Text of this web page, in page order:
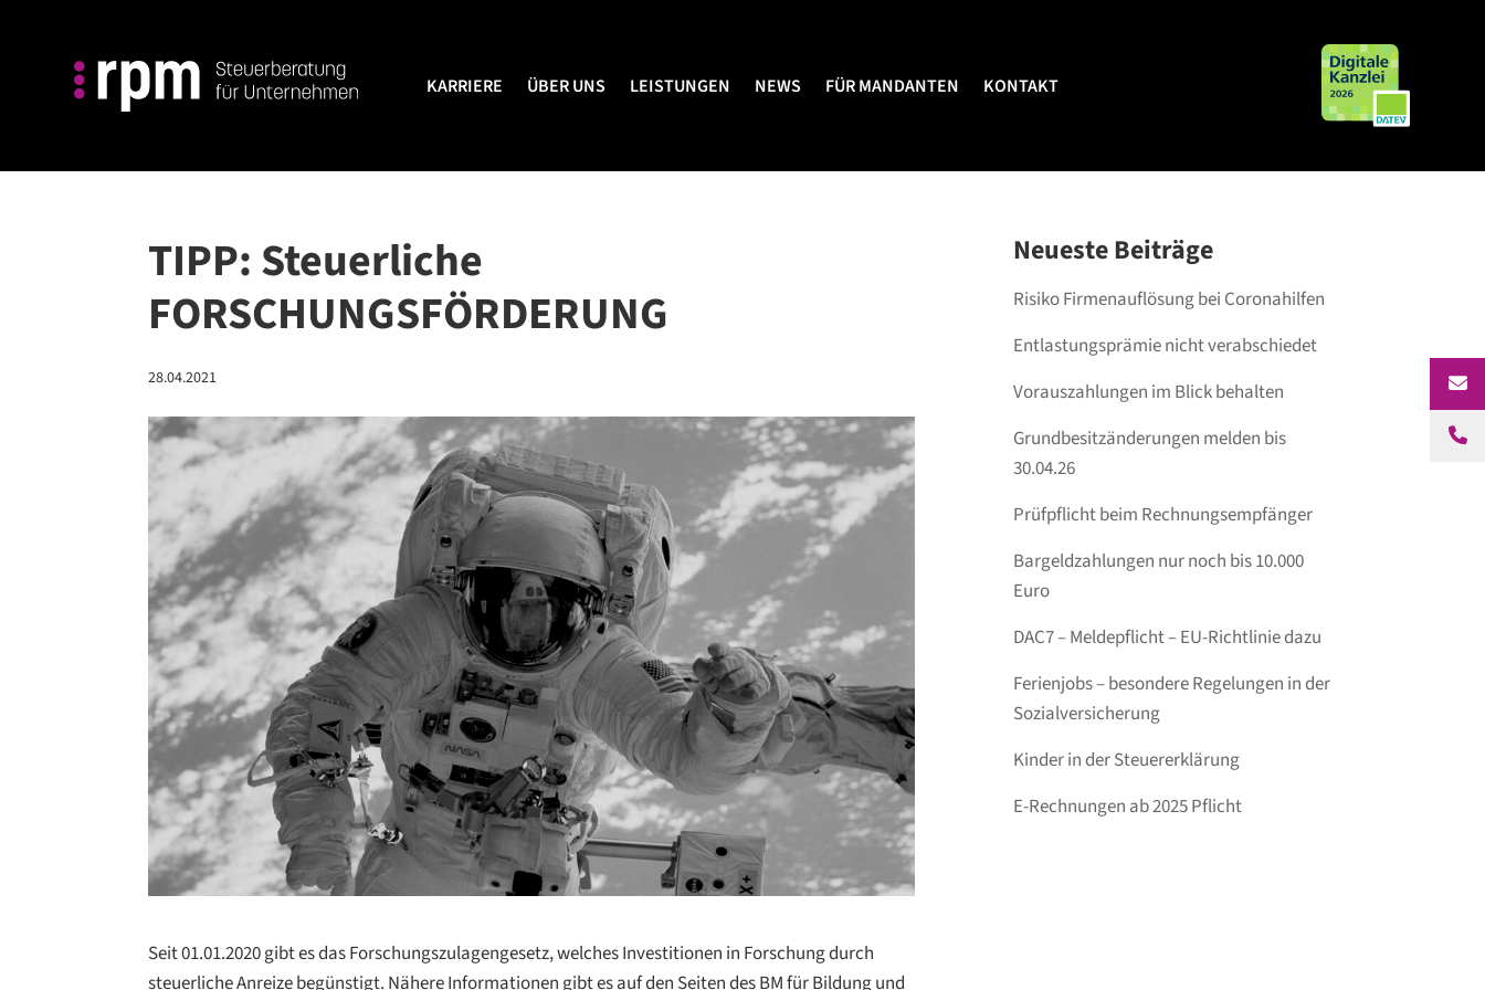
KARRIERE ÜBER UNS LEISTUNGEN NEWS FÜR MANDANTEN KONTAKT
ÜBER UNS FÜR MANDANTEN
TIPP: Steuerliche
FORSCHUNGSFÖRDERUNG
28.04.2021
Seit 01.01.2020 gibt es das Forschungszulagengesetz, welches Investitionen in Forschung durch
steuerliche Anreize begünstigt. Nähere Informationen gibt es auf den Seiten des BM für Bildung und
Neueste Beiträge
Risiko Firmenauflösung bei Coronahilfen
Entlastungsprämie nicht verabschiedet
Vorauszahlungen im Blick behalten
Grundbesitzänderungen melden bis
30.04.26
Prüfpflicht beim Rechnungsempfänger
Bargeldzahlungen nur noch bis 10.000
Euro
DAC7 – Meldepflicht – EU-Richtlinie dazu
Ferienjobs – besondere Regelungen in der
Sozialversicherung
Kinder in der Steuererklärung
E-Rechnungen ab 2025 Pflicht